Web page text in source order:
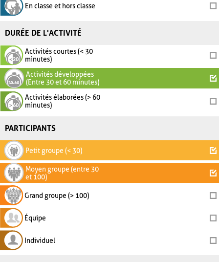
En classe et hors classe
DURÉE DE L'ACTIVITÉ
Activités courtes (< 30
minutes)
Activités développées
(Entre 30 et 60 minutes)
Activités élaborées (> 60
minutes)
PARTICIPANTS
Petit groupe (< 30)
Moyen groupe (entre 30
et 100)
Grand groupe (> 100)
Équipe
Individuel